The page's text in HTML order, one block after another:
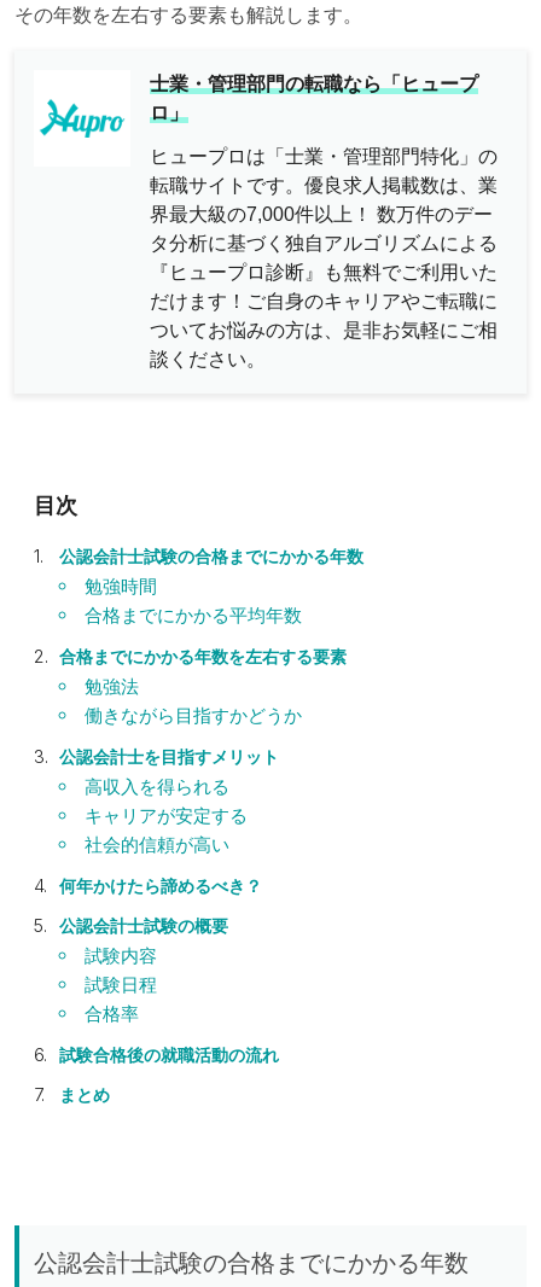
その年数を左右する要素も解説します。
士業・管理部門の転職なら「ヒュープ
ロ」
ヒュープロは「士業・管理部門特化」の
転職サイトです。優良求人掲載数は、業
界最大級の7,000件以上！ 数万件のデー
タ分析に基づく独自アルゴリズムによる
『ヒュープロ診断』も無料でご利用いた
だけます！ご自身のキャリアやご転職に
ついてお悩みの方は、是非お気軽にご相
談ください。
公認会計士試験の合格までにかかる年数
勉強時間
合格までにかかる平均年数
合格までにかかる年数を左右する要素
勉強法
働きながら目指すかどうか
公認会計士を目指すメリット
高収入を得られる
キャリアが安定する
社会的信頼が高い
何年かけたら諦めるべき？
公認会計士試験の概要
試験内容
試験日程
合格率
試験合格後の就職活動の流れ
まとめ
公認会計士試験の合格までにかかる年数